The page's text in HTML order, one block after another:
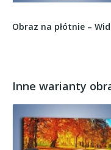
Inne warianty